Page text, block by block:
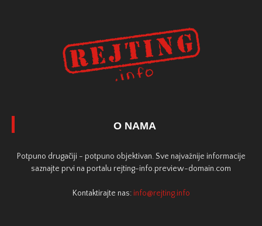
O NAMA
Potpuno drugačiji - potpuno objektivan. Sve najvažnije informacije
saznajte prvi na portalu rejting-info.preview-domain.com
Kontaktirajte nas: info@rejting.info